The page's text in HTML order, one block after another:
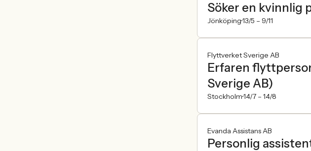
Söker en kvinnlig
Jönköping13/5 – 9/11
Flyttverket Sverige AB
Erfaren
Sverige AB)
Stockholm14/7 – 14/8
Evanda Assistans AB
Personlig